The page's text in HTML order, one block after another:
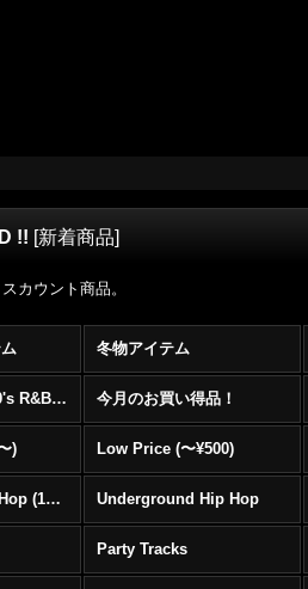
!! [新着商品]
カウント商品。
冬物アイテム
☆☆☆☆☆レア00's R&B Promo Only盤特集！！☆☆☆☆☆ 今月のお買い得品！
) Low Price (〜¥500)
Mainstream Hip Hop (1990〜1999) Underground Hip Hop
Party Tracks